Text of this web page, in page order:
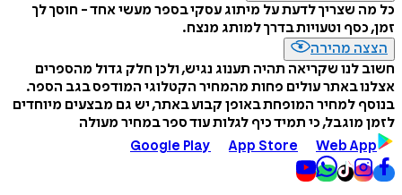
כל מה שצריך לדעת על מיתוג עסקי בספר מעשי אחד - חוסך לך
זמן, כסף וטעויות בדרך למותג מנצח.
הצצה מהירה
חשוב לנו שקריאה תהיה תענוג נגיש, ולכן חלק גדול מהספרים
אצלנו באתר עולים פחות מהמחיר הקטלוגי המודפס בגב הספר.
בנוסף למחיר המופחת באופן קבוע באתר, יש גם מבצעים מיוחדים
לזמן מוגבל, כי תמיד כיף לגלות עוד ספר במחיר מעולה
Google Play
App Store Web App